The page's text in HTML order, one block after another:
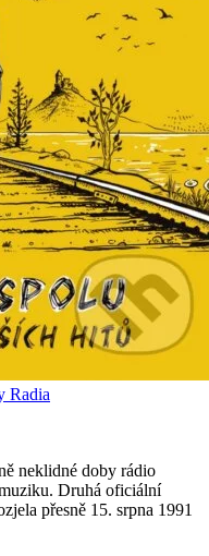
Radia
neklidné doby rádio
Druhá oficiální
přesně 15. srpna 1991